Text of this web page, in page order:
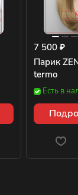
7 500 ₽
Парик
termo
Есть в